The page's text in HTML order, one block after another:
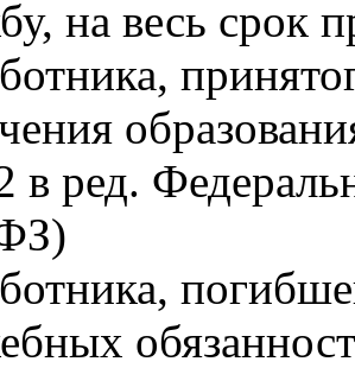
на весь срок
в ред.